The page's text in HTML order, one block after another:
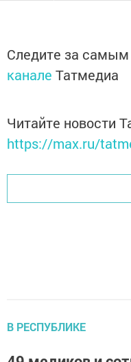
Следите за
канале Татмедиа
Читайте новости
https://max.ru/
В РЕСПУБЛИКЕ